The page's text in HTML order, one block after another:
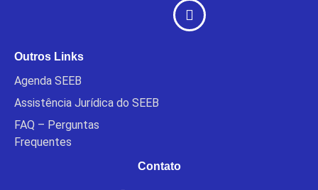
Outros Links
Agenda SEEB
Assistência Jurídica do SEEB
FAQ – Perguntas
Frequentes
Contato